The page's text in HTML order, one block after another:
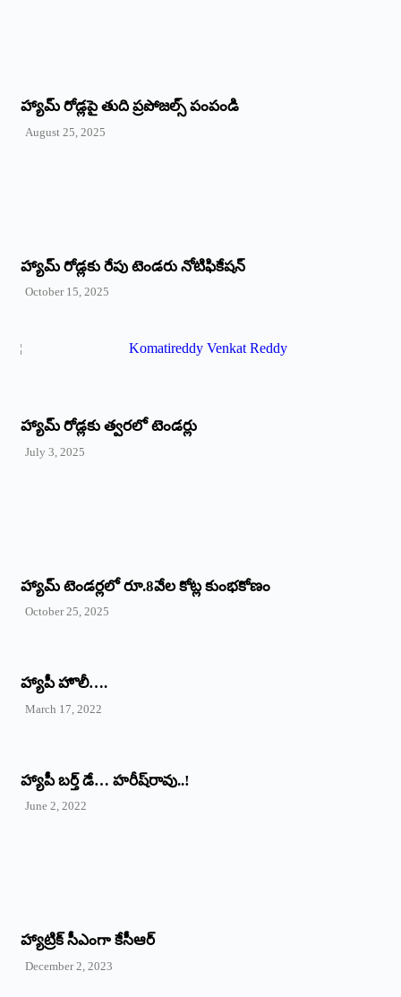
హ్యామ్‌ రోడ్లపై తుది ప్రపోజల్స్‌ పంపండి
August 25, 2025
హ్యామ్‌ రోడ్లకు రేపు టెండరు నోటిఫికేషన్‌
October 15, 2025
హ్యామ్‌ రోడ్లకు త్వరలో టెండర్లు
July 3, 2025
హ్యామ్‌ ‌టెండర్లలో రూ.8వేల కోట్ల కుంభకోణం
October 25, 2025
హ్యాపీ హొలీ….
March 17, 2022
హ్యాపీ బర్త్ ‌డే… హరీష్‌రావు..!
June 2, 2022
హ్యాట్రిక్‌ ‌సీఎంగా కేసీఆర్‌
December 2, 2023